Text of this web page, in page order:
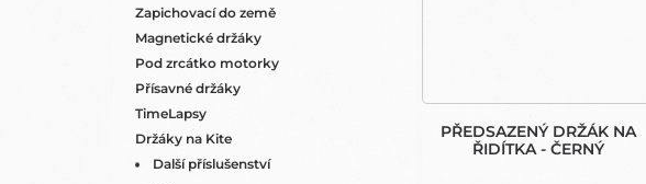
Zapichovací do země
Magnetické držáky
Pod zrcátko motorky
Přísavné držáky
TimeLapsy
Držáky na Kite
Další příslušenství
PŘEDSAZENÝ DRŽÁK NA
ŘIDÍTKA - ČERNÝ